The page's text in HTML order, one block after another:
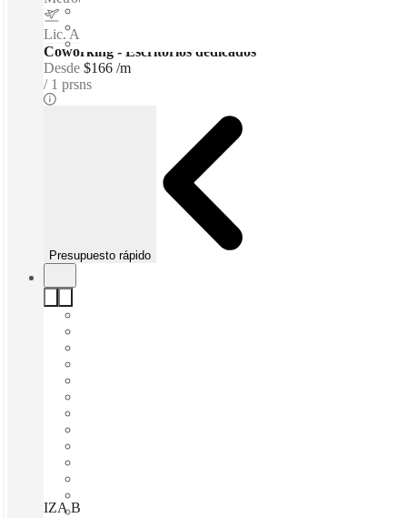
Lic. Adolfo López Mateos International Airport
Coworking - Escritorios dedicados
Desde $166 /m
1 prsns
Presupuesto rápido
IZA BC Prisma Insurgentes, Mexico City, 03900